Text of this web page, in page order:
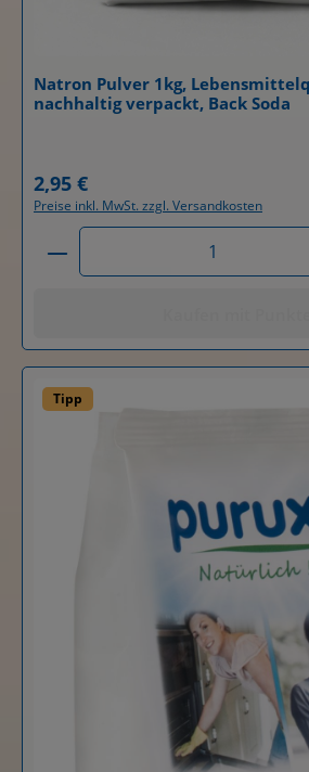
Details
Natron Pulver 1kg,
nachhaltig verpackt, Back Soda
Regulärer Preis:
2,95 €
Preise inkl. MwSt. zzgl. Versandkosten
Produkt Anzahl: Gib den
Tipp